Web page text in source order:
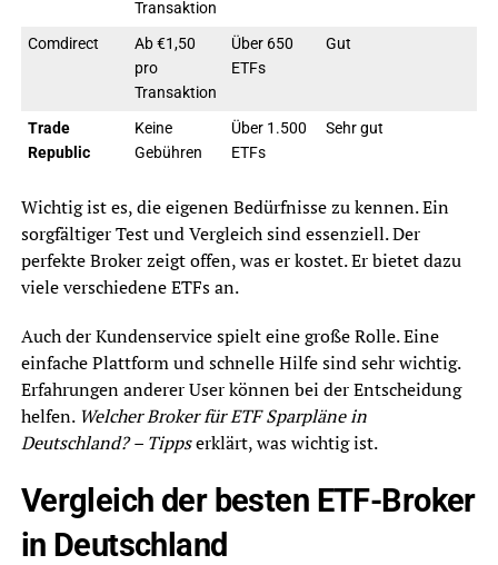
Transaktion
Comdirect
Ab €1,50
pro
Transaktion
Über 650
ETFs
Gut
Trade
Republic
Keine
Gebühren
Über 1.500
ETFs
Sehr gut
Wichtig ist es, die eigenen Bedürfnisse zu kennen. Ein
sorgfältiger Test und Vergleich sind essenziell. Der
perfekte Broker zeigt offen, was er kostet. Er bietet dazu
viele verschiedene ETFs an.
Auch der Kundenservice spielt eine große Rolle. Eine
einfache Plattform und schnelle Hilfe sind sehr wichtig.
Erfahrungen anderer User können bei der Entscheidung
helfen. Welcher Broker für ETF Sparpläne in
Deutschland? – Tippserklärt, was wichtig ist.
Vergleich der besten ETF-Broker
in Deutschland